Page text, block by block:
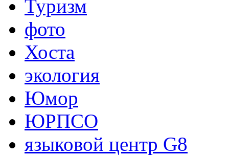
Туризм
фото
Хоста
экология
Юмор
ЮРПСО
языковой центр G8